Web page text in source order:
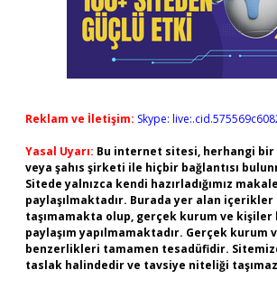
Reklam ve İletişim: Skype:
Yasal Uyarı: Bu internet sitesi, herhangi bir
veya şahıs şirketi ile hiçbir bağlantısı
Sitede yalnızca kendi hazırladığımız
paylaşılmaktadır. Burada yer alan
taşımamakta olup, gerçek kurum ve kişiler
paylaşım yapılmamaktadır. Gerçek kurum
benzerlikleri tamamen tesadüfidir.
taslak halindedir ve tavsiye niteliği